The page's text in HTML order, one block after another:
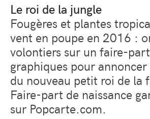
Le roi de la jungle
Fougères et plantes
vent en poupe en 2016 :
volontiers sur un faire-
graphiques pour annoncer
du nouveau petit roi de la
Faire-part de naissance
sur Popcarte.com.